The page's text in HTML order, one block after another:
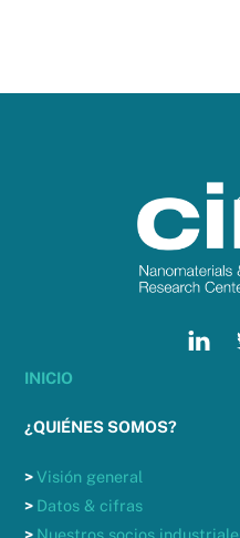
INICIO
¿QUIÉNES SOMOS?
>Visión general
> Datos & cifras
> Nuestros socios